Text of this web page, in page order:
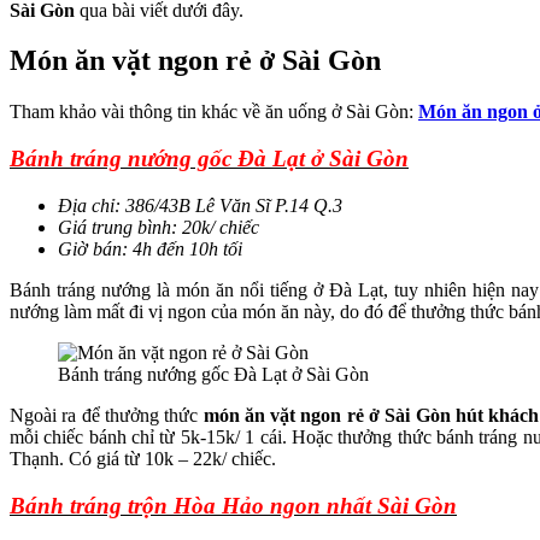
Sài Gòn qua bài viết dưới đây.
Món ăn vặt ngon rẻ ở Sài Gòn
Tham khảo vài thông tin khác về ăn uống ở Sài Gòn: Món ăn ngon
Bánh tráng nướng gốc Đà Lạt ở Sài Gòn
Địa chỉ: 386/43B Lê Văn Sĩ P.14 Q.3
Giá trung bình: 20k/ chiếc
Giờ bán: 4h đến 10h tối
Bánh tráng nướng là món ăn nổi tiếng ở Đà Lạt, tuy nhiên hiện
nướng làm mất đi vị ngon của món ăn này, do đó để thưởng thức
Bánh tráng nướng gốc Đà Lạt ở Sài Gòn
Ngoài ra để thưởng thức món ăn vặt ngon rẻ ở Sài Gòn hút
mỗi chiếc bánh chỉ từ 5k-15k/ 1 cái. Hoặc thưởng thức bánh tráng
Thạnh. Có giá từ 10k – 22k/ chiếc.
Bánh tráng trộn Hòa Hảo ngon nhất Sài Gòn